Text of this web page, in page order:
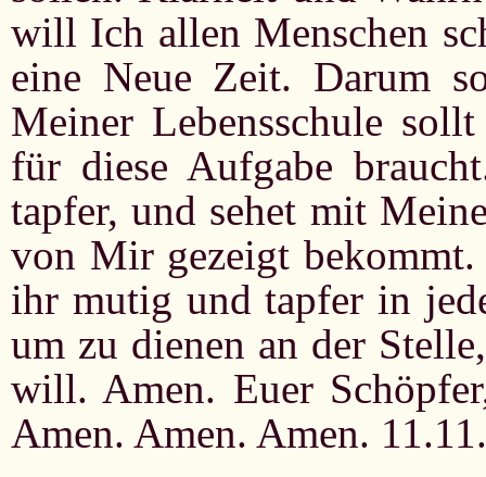
will Ich allen Menschen
eine Neue Zeit. Darum
Meiner Lebensschule
für diese Aufgabe
tapfer, und sehet mit
von Mir gezeigt
ihr mutig und tapfer in
um zu dienen an der
will. Amen. Euer
Amen. Amen. Amen.